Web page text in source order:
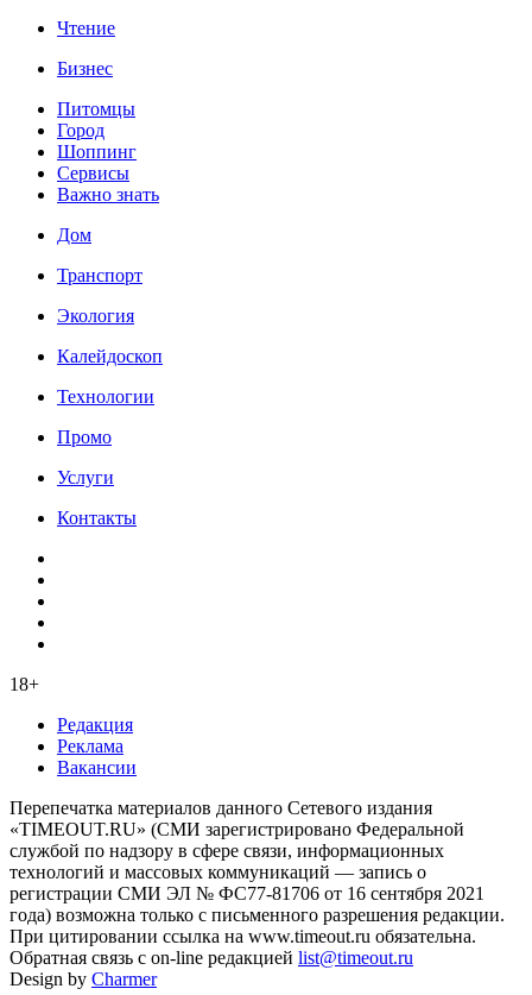
Чтение
Бизнес
Питомцы
Город
Шоппинг
Сервисы
Важно знать
Дом
Транспорт
Экология
Калейдоскоп
Технологии
Промо
Услуги
Контакты
18+
Редакция
Реклама
Вакансии
Перепечатка материалов данного Сетевого издания
«TIMEOUT.RU» (СМИ зарегистрировано Федеральной
службой по надзору в сфере связи, информационных
технологий и массовых коммуникаций — запись о
регистрации СМИ ЭЛ № ФС77-81706 от 16 сентября 2021
года) возможна только с письменного разрешения редакции.
При цитировании ссылка на www.timeout.ru обязательна.
Обратная связь с on-line редакцией list@timeout.ru
Design by Charmer